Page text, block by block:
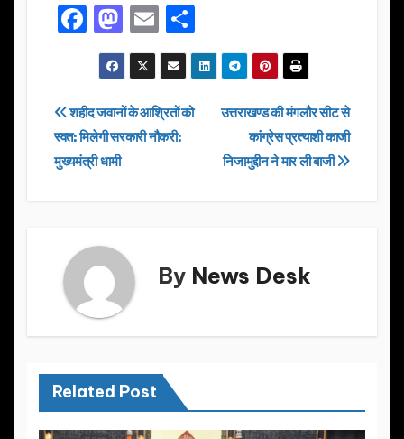
F
a
c
e
b
o
o
M
a
st
o
d
n
E
m
ail
h
ar
e
Post
navigation
उत्तराखण्ड की मंगलौर सीट से
कांग्रेस प्रत्याशी काजी
निजामुद्दीन ने मार ली बाजी
शहीद जवानों के आश्रितों को
स्वत: मिलेगी सरकारी नौकरी:
मुख्यमंत्री धामी
By News Desk
Related Post